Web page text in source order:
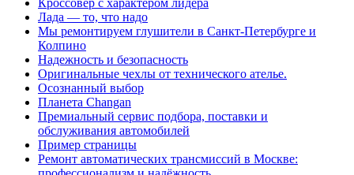
Кроссовер с характером лидера
Лада — то, что надо
Мы ремонтируем глушители в Санкт-Петербурге и
Колпино
Надежность и безопасность
Оригинальные чехлы от технического ателье.
Осознанный выбор
Планета Changan
Премиальный сервис подбора, поставки и
обслуживания автомобилей
Пример страницы
Ремонт автоматических трансмиссий в Москве: